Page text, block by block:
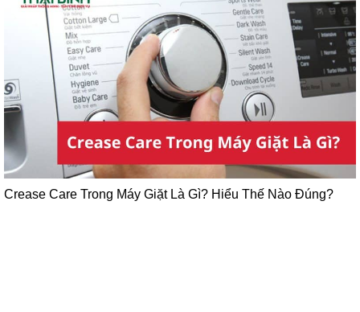
Crease Care Trong Máy Giặt Là Gì? Hiểu Thế Nào Đúng?